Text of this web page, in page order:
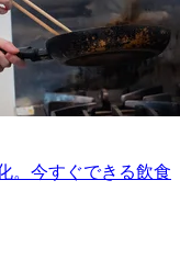
。今すぐできる飲食